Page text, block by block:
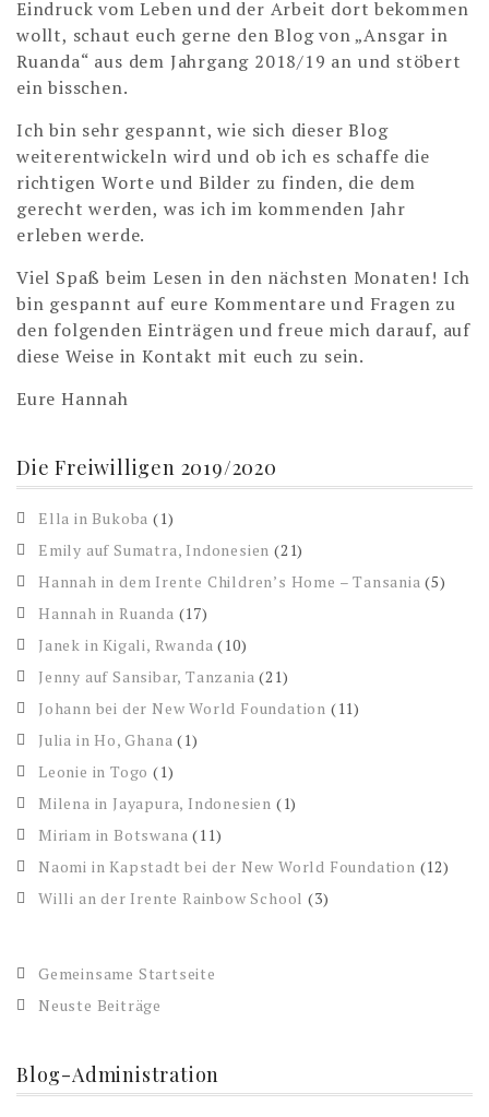
Eindruck vom Leben und der Arbeit dort bekommen
wollt, schaut euch gerne den Blog von „Ansgar in
Ruanda“ aus dem Jahrgang 2018/19 an und stöbert
ein bisschen.
Ich bin sehr gespannt, wie sich dieser Blog
weiterentwickeln wird und ob ich es schaffe die
richtigen Worte und Bilder zu finden, die dem
gerecht werden, was ich im kommenden Jahr
erleben werde.
Viel Spaß beim Lesen in den nächsten Monaten! Ich
bin gespannt auf eure Kommentare und Fragen zu
den folgenden Einträgen und freue mich darauf, auf
diese Weise in Kontakt mit euch zu sein.
Eure Hannah
Die Freiwilligen 2019/2020
Ella in Bukoba (1)
Emily auf Sumatra, Indonesien (21)
Hannah in dem Irente Children’s Home – Tansania (5)
Hannah in Ruanda (17)
Janek in Kigali, Rwanda (10)
Jenny auf Sansibar, Tanzania (21)
Johann bei der New World Foundation (11)
Julia in Ho, Ghana (1)
Leonie in Togo (1)
Milena in Jayapura, Indonesien (1)
Miriam in Botswana (11)
Naomi in Kapstadt bei der New World Foundation (12)
Willi an der Irente Rainbow School (3)
Gemeinsame Startseite
Neuste Beiträge
Blog-Administration